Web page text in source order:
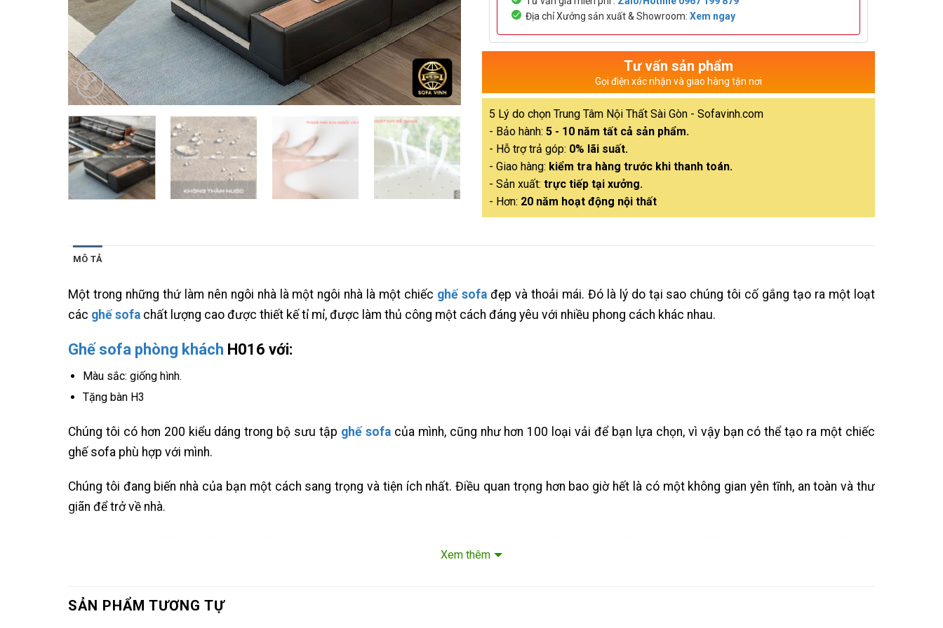
Địa chỉ Xưởng sản xuất & Showroom: Xem ngay
Tư vấn sản phẩm
Gọi điện xác nhận và giao hàng tận nơi
5 Lý do chọn Trung Tâm Nội Thất Sài Gòn - Sofavinh.com
- Bảo hành: 5 - 10 năm tất cả sản phẩm.
- Hỗ trợ trả góp: 0% lãi suất.
- Giao hàng: kiểm tra hàng trước khi thanh toán.
- Sản xuất: trực tiếp tại xưởng.
- Hơn: 20 năm hoạt động nội thất
MÔ TẢ
Một trong những thứ làm nên ngôi nhà là một ngôi nhà là một chiếc ghế sofa đẹp và thoải mái. Đó là lý do tại sao chúng tôi cố gắng tạo ra một loạt
các ghế sofa chất lượng cao được thiết kế tỉ mỉ, được làm thủ công một cách đáng yêu với nhiều phong cách khác nhau.
Ghế sofa phòng khách H016 với:
Màu sắc: giống hình.
Tặng bàn H3
Chúng tôi có hơn 200 kiểu dáng trong bộ sưu tập ghế sofacủa mình, cũng như hơn 100 loại vải để bạn lựa chọn, vì vậy bạn có thể tạo ra một chiếc
ghế sofa phù hợp với mình.
Chúng tôi đang biến nhà của bạn một cách sang trọng và tiện ích nhất. Điều quan trọng hơn bao giờ hết là có một không gian yên tĩnh, an toàn và thư
giãn để trở về nhà.
Xem thêm
SẢN PHẨM TƯƠNG TỰ